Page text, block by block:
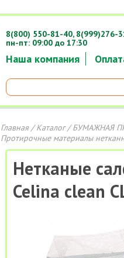
Наша компания
8(800) 550-81-40, 8(999)276-
пн-пт: 09:00 до 17:30
Главная/Каталог/БУМАЖНАЯ
Протирочные материалы
Нетканые
Celina clean